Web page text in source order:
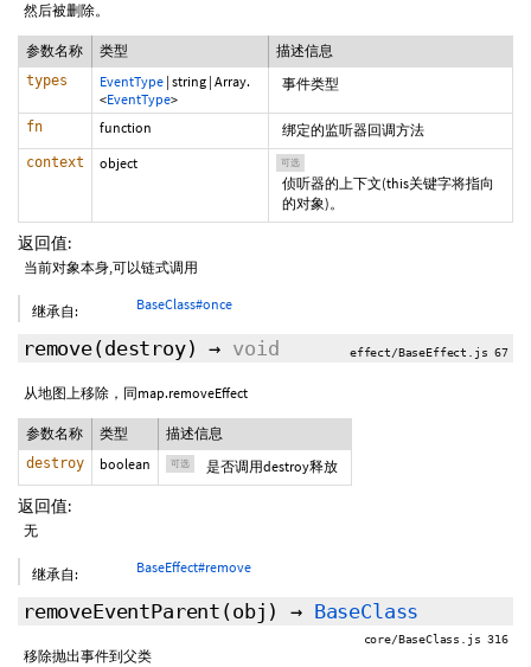
然后被删除。
参数名称 类型 描述信息
types EventType | string | Array.
<EventType>
事件类型
fn function 绑定的监听器回调方法
context object 可选
侦听器的上下文(this关键字将指向
的对象)。
返回值:
当前对象本身,可以链式调用
继承自: BaseClass#once
remove(destroy) → void effect/BaseEffect.js 67
从地图上移除，同map.removeEffect
参数名称 类型 描述信息
destroy boolean 可选 是否调用destroy释放
返回值:
无
继承自: BaseEffect#remove
removeEventParent (obj) → BaseClass
core/BaseClass.js 316
移除抛出事件到父类